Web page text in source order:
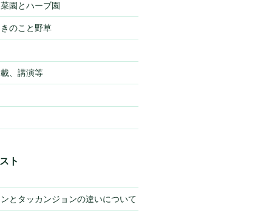
園とハーブ園
のこと野草
、講演等
ト
とタッカンジョンの違いについて